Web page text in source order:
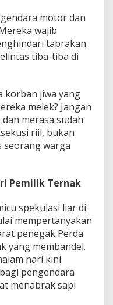
motor dan
wajib
tabrakan
tiba-tiba di
korban jiwa yang
melek? Jangan
merasa sudah
riil, bukan
seorang warga
Pemilik Ternak
spekulasi liar di
mempertanyakan
penegak Perda
yang membandel.
hari kini
pengendara
menabrak sapi